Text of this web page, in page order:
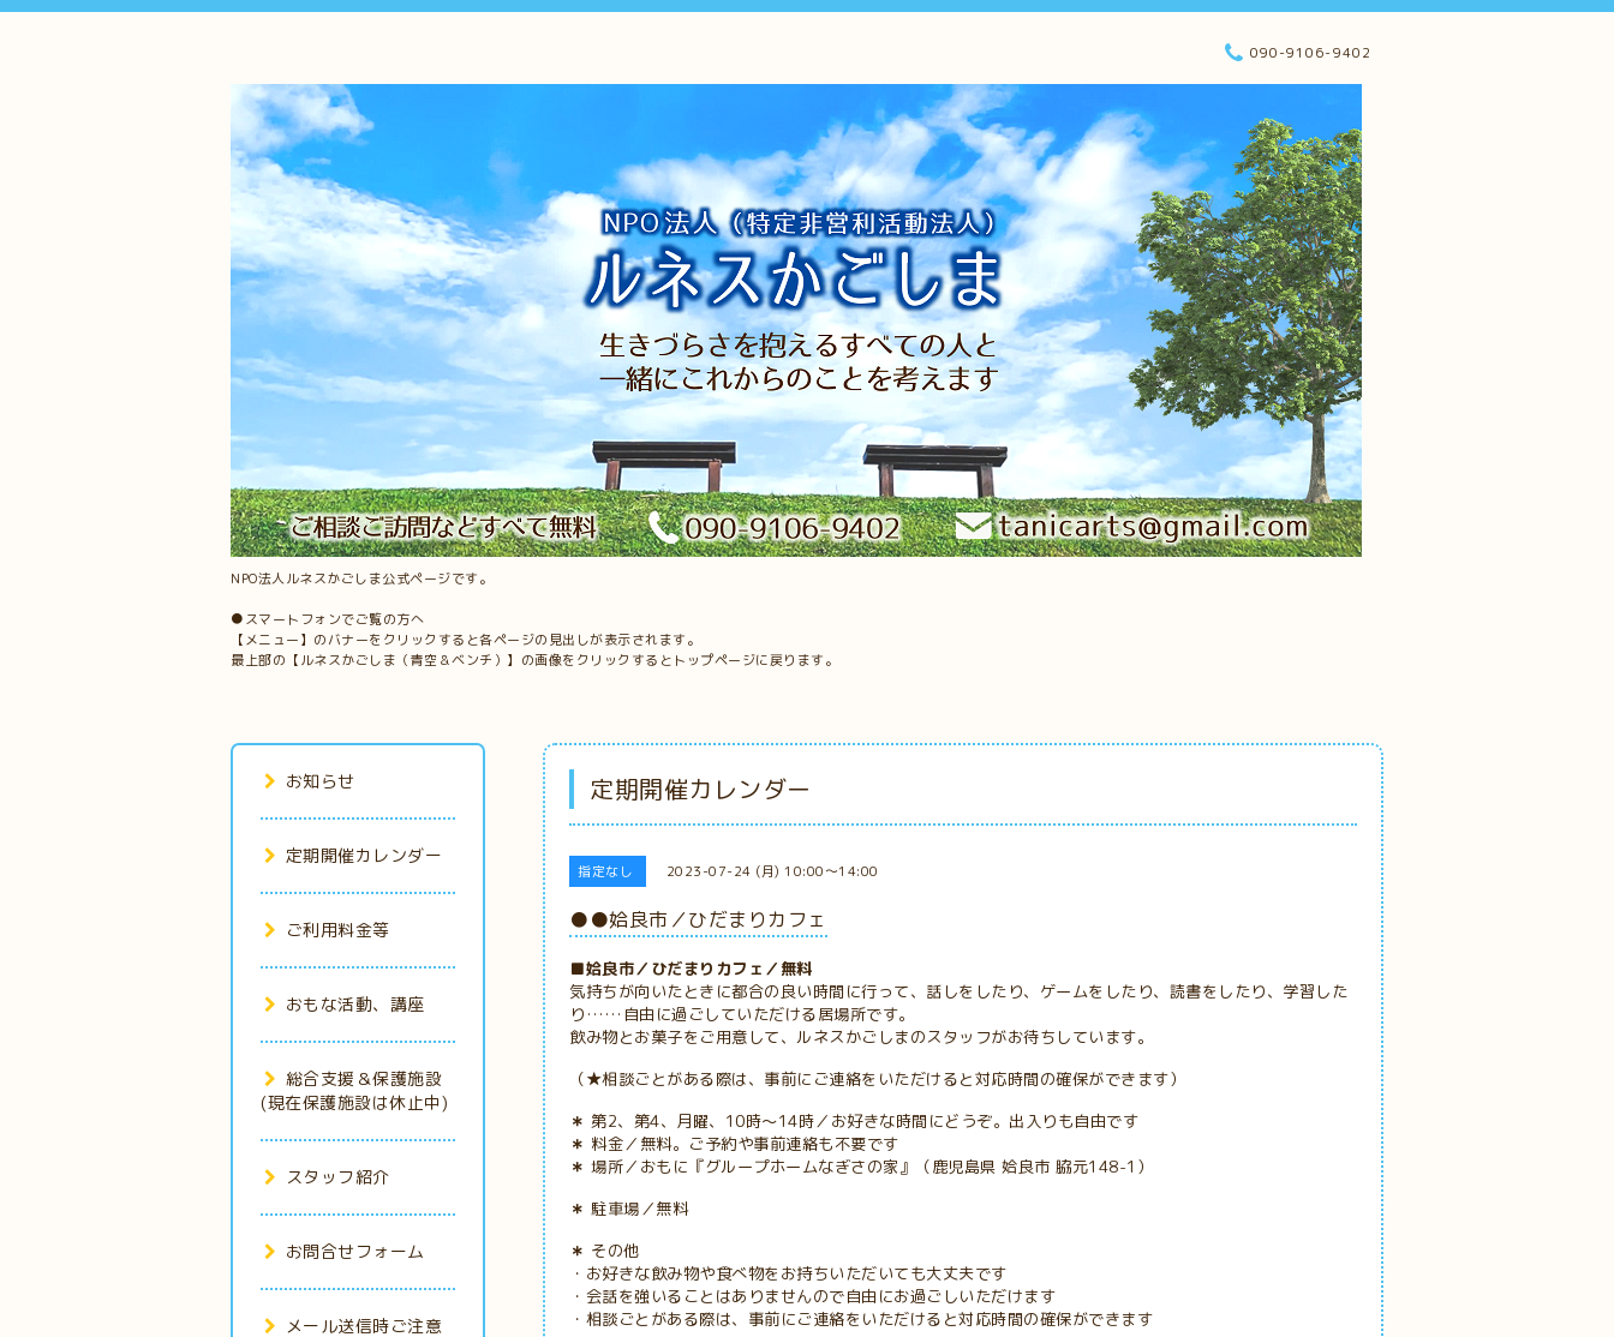
NPO法人ルネスかごしま公式ページです。
●スマートフォンでご覧の方へ
【メニュー】のバナーをクリックすると各ページの見出しが表示されます。
最上部の【ルネスかごしま（青空＆ベンチ）】の画像をクリックするとトップページに戻ります。
090-9106-9402
定期開催カレンダー
指定なし 2023-07-24 (月) 10:00～14:00
●●姶良市／ひだまりカフェ
■姶良市／ひだまりカフェ／無料
気持ちが向いたときに都合の良い時間に行って、話しをしたり、ゲームをしたり、読書をしたり、学習した
り……自由に過ごしていただける居場所です。
飲み物とお菓子をご用意して、ルネスかごしまのスタッフがお待ちしています。
（★相談ごとがある際は、事前にご連絡をいただけると対応時間の確保ができます）
＊ 第2、第4、月曜、10時～14時／お好きな時間にどうぞ。出入りも自由です
＊ 料金／無料。ご予約や事前連絡も不要です
＊ 場所／おもに 『グループホームなぎさの家』（鹿児島県 姶良市 脇元148-1）
＊ 駐車場／無料
＊ その他
・お好きな飲み物や食べ物をお持ちいただいても大丈夫です
・会話を強いることはありませんので自由にお過ごしいただけます
・ 相談ごとがある際は、事前にご連絡をいただけると対応時間の確保ができます
お知らせ
定期開催カレンダー
ご利用料金等
おもな活動、講座
総合支援＆保護施設
(現在保護施設は休止中)
スタッフ紹介
お問合せフォーム
メール送信時ご注意